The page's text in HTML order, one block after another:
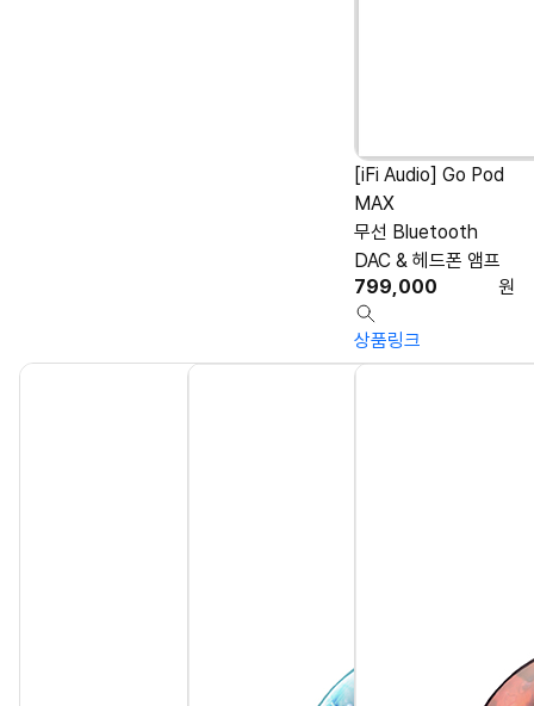
[iFi Audio] Go Pod
MAX
무선 Bluetooth
DAC & 헤드폰 앰프
799,000
원
상품링크